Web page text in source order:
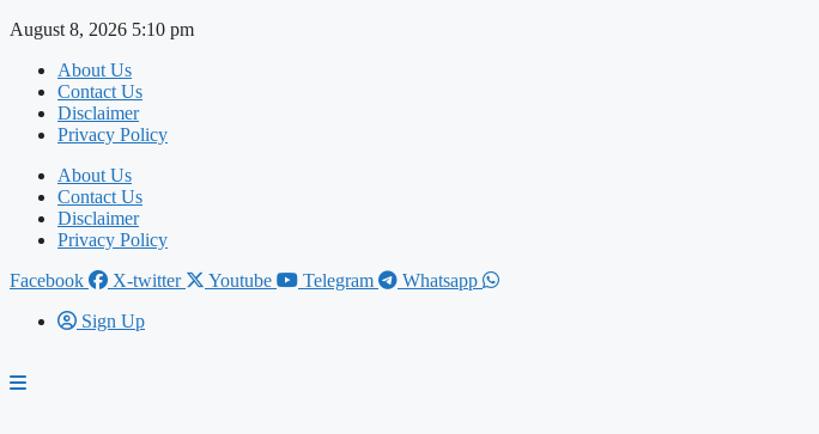
Skip
content
August 8, 2026 5:10 pm
About Us
Contact Us
Disclaimer
Privacy Policy
About Us
Contact Us
Disclaimer
Privacy Policy
Facebook
X-twitter Youtube Telegram
Whatsapp
Sign Up